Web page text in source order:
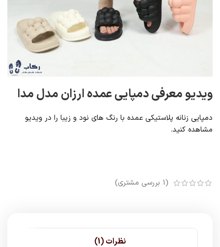
ویدیو معرفی دمپایی عمده ارزان مدل مدا
دمپایی زنانه پلاستیکی عمده با رنگ های نود و زیبا را در ویدیو
مشاهده کنید.
(
1 بررسی مشتری)
نظرات (1)